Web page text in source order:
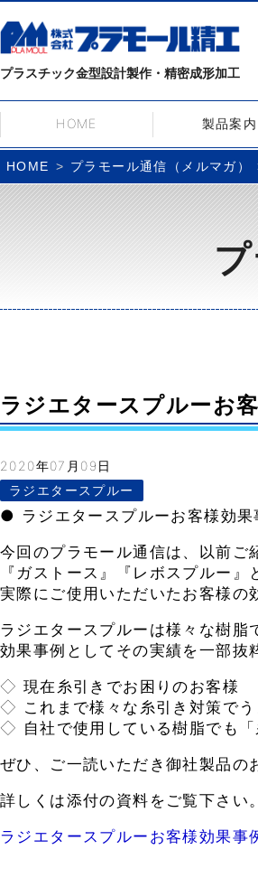
プラスチック金型設計製作・精密成形加工
HOME 製品案内
HOME プラモール通信（メルマガ）
ラジエタースプルーお
2020年07月09日
ラジエタースプルー
● ラジエタースプルーお客様効果
今回のプラモール通信は、以前ご
『ガストース』『レボスプルー
実際にご使用いただいたお客様の
ラジエタースプルーは様々な樹
効果事例としてその実績を一部抜
◇ 現在糸引きでお困りのお客様
◇ これまで様々な糸引き対策で
◇ 自社で使用している樹脂でも
ぜひ、ご一読いただき御社製品の
詳しくは添付の資料をご覧下さい。
ラジエタースプルーお客様効果事